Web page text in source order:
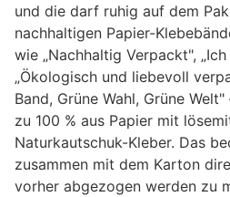
und die darf ruhig auf dem
nachhaltigen Papier-
wie „Nachhaltig Verpackt",
„Ökologisch und liebevoll
Band, Grüne Wahl, Grüne
zu 100 % aus Papier mit
Naturkautschuk-Kleber. Das
zusammen mit dem Karton
vorher abgezogen werden zu